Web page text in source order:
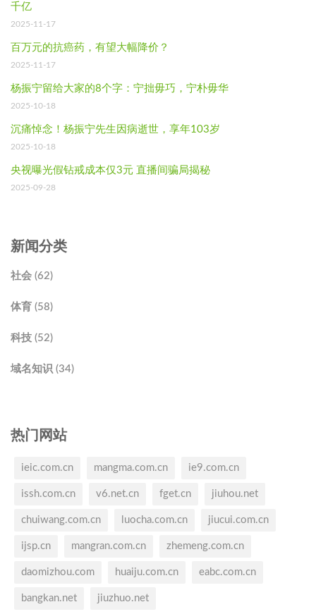
千亿
2025-11-17
百万元的抗癌药，有望大幅降价？
2025-11-17
杨振宁留给大家的8个字：宁拙毋巧，宁朴毋华
2025-10-18
沉痛悼念！杨振宁先生因病逝世，享年103岁
2025-10-18
央视曝光假钻戒成本仅3元 直播间骗局揭秘
2025-09-28
新闻分类
社会 (62)
体育 (58)
科技 (52)
域名知识 (34)
热门网站
ieic.com.cn mangma.com.cn ie9.com.cn
issh.com.cn v6.net.cn fget.cn jiuhou.net
chuiwang.com.cn luocha.com.cn jiucui.com.cn
ijsp.cn mangran.com.cn zhemeng.com.cn
daomizhou.com huaiju.com.cn eabc.com.cn
bangkan.net jiuzhuo.net